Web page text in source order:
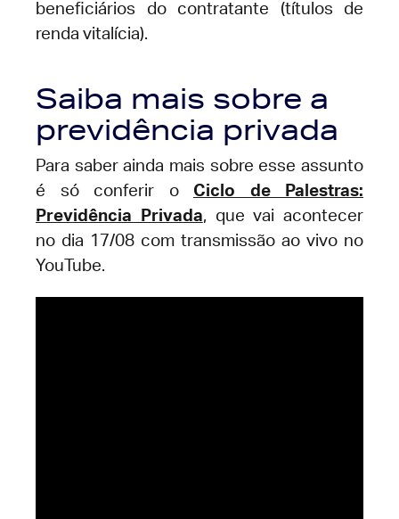
beneficiários do contratante (títulos de
renda vitalícia).
Saiba mais sobre a
previdência privada
Para saber ainda mais sobre esse assunto
é só conferir o Ciclo de Palestras:
Previdência Privada, que vai acontecer
no dia 17/08 com transmissão ao vivo no
YouTube.